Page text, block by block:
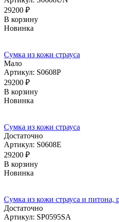
29200 ₽
В корзину
Новинка
Сумка из кожи страуса
Мало
Артикул: S0608P
29200 ₽
В корзину
Новинка
Сумка из кожи страуса
Достаточно
Артикул: S0608E
29200 ₽
В корзину
Новинка
Сумка из кожи страуса и питона,
Достаточно
Артикул: SP0595SA